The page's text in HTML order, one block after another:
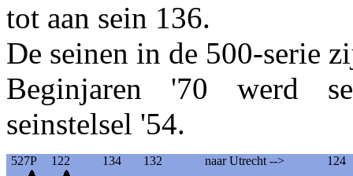
tot aan sein 136.
De seinen in de 500-serie
Beginjaren '70 werd
seinstelsel '54.
527P 122 134 132 naar Utrecht --> 124